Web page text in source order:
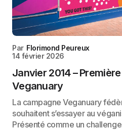
Par Florimond Peureux
14 février 2026
Janvier 2014 –
Veganuary
La campagne Veganuary
souhaitent s’essayer au
Présenté comme un